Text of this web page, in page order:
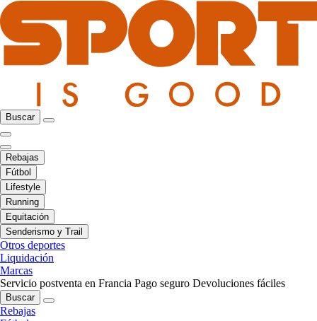
Buscar
Rebajas
Fútbol
Lifestyle
Running
Equitación
Senderismo y Trail
Otros deportes
Liquidación
Marcas
Servicio postventa en Francia Pago seguro Devoluciones fáciles
Buscar
Rebajas